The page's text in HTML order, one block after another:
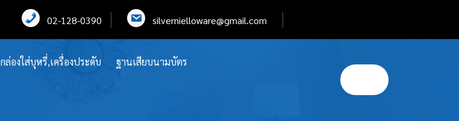
02-128-0390 silvernielloware@gmail.com
กล่องใส่บุหรี่,เครื่องประดับ ฐานเสียบนามบัตร